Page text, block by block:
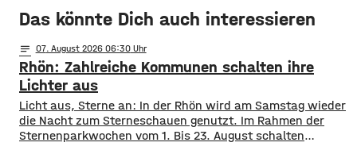
Das könnte Dich auch interessieren
notes 07. August 2026 06:30
Rhön: Zahlreiche Kommunen schalten ihre
Lichter aus
Licht aus, Sterne an: In der Rhön wird am Samstag wieder
die Nacht zum Sterneschauen genutzt. Im Rahmen der
Sternenparkwochen vom 1. Bis 23. August schalten